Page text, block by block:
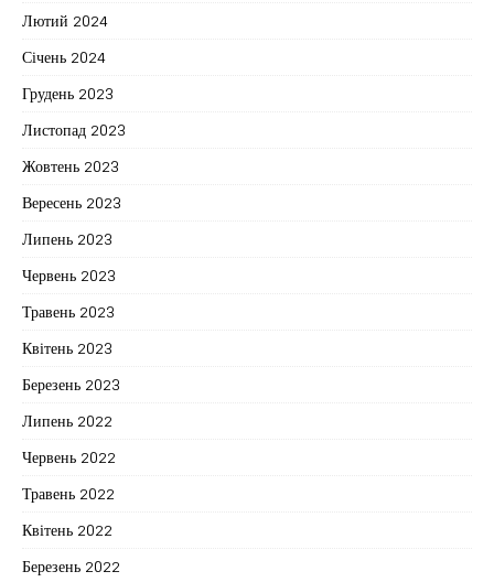
Лютий 2024
Січень 2024
Грудень 2023
Листопад 2023
Жовтень 2023
Вересень 2023
Липень 2023
Червень 2023
Травень 2023
Квітень 2023
Березень 2023
Липень 2022
Червень 2022
Травень 2022
Квітень 2022
Березень 2022